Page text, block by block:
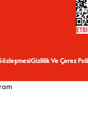
Gizlilik Ve Çerez